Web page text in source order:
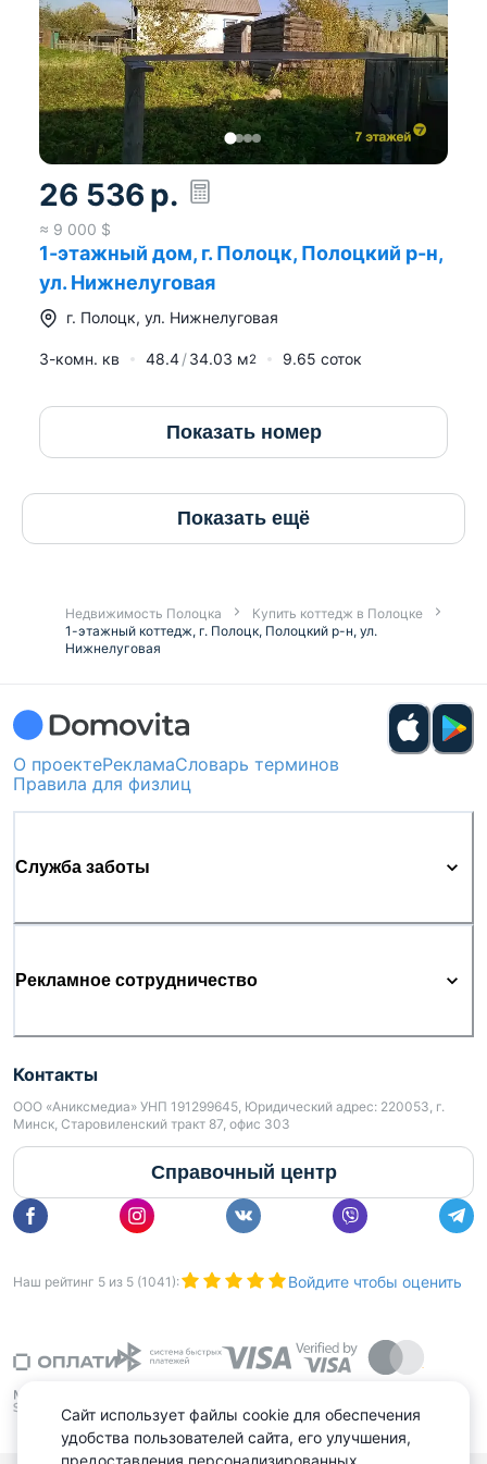
26 536 р.
≈ 9 000 $
1-этажный дом, г. Полоцк, Полоцкий р-н,
ул. Нижнелуговая
г. Полоцк, ул. Нижнелуговая
3-комн. кв 48.4 34.03 м2 9.65 соток
Показать номер
Показать ещё
Недвижимость Полоцка
Купить коттедж в Полоцке
1-этажный коттедж, г. Полоцк, Полоцкий р-н, ул.
Нижнелуговая
О проектеРекламаСловарь терминов
Правила для физлиц
Служба заботы
Рекламное сотрудничество
Контакты
ООО «Аниксмедиа» УНП 191299645, Юридический адрес: 220053, г.
Минск, Старовиленский тракт 87, офис 303
Справочный центр
Наш рейтинг 5 из 5 (1041 ): Войдите чтобы оценить
Сайт использует файлы cookie для обеспечения
удобства пользователей сайта, его улучшения,
предоставления персонализированных